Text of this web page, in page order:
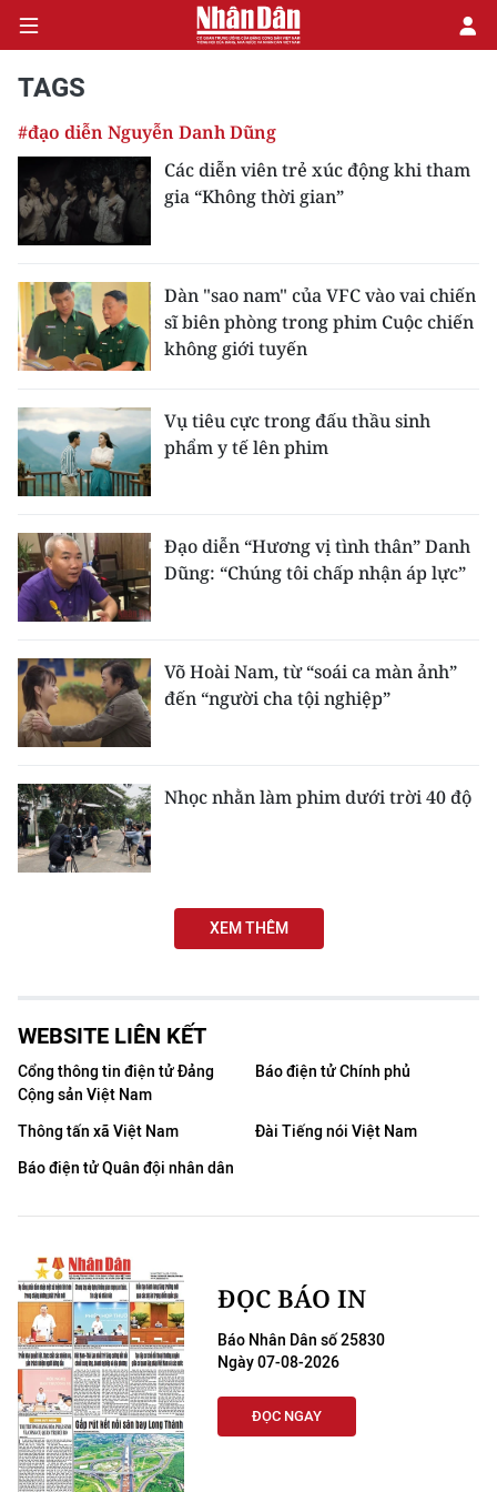
CHÍNH TRỊ
KINH TẾ
XÃ HỘI
PHÁP LUẬT
DU LỊCH
THẾ GIỚI
GIÁO DỤC
KHOA HỌC - CÔNG NGHỆ
MÔI TRƯỜNG
BẠN ĐỌC
KIỂM CHỨNG THÔNG TIN
54 DÂN TỘC VIỆT NAM
MỘT SẢN PHẨM
RADIO
MEDIA CENTER
Video
Media Chính trị
Media Kinh tế
Media Văn hóa
Media Xã hội
TAGS
#đạo diễn Nguyễn Danh Dũng
Các diễn viên trẻ xúc động khi tham
gia “Không thời gian”
Dàn "sao nam" của VFC vào vai chiến
sĩ biên phòng trong phim Cuộc chiến
không giới tuyến
Vụ tiêu cực trong đấu thầu sinh
phẩm y tế lên phim
Đạo diễn “Hương vị tình thân” Danh
Dũng: “Chúng tôi chấp nhận áp lực”
Võ Hoài Nam, từ “soái ca màn ảnh”
đến “người cha tội nghiệp”
Nhọc nhằn làm phim dưới trời 40 độ
XEM THÊM
WEBSITE LIÊN KẾT
Cổng thông tin điện tử Đảng
Cộng sản Việt Nam
Báo điện tử Chính phủ
Thông tấn xã Việt Nam
Đài Tiếng nói Việt Nam
Báo điện tử Quân đội nhân dân
ĐỌC BÁO IN
Báo Nhân Dân số 25830
Ngày 07-08-2026
ĐỌC NGAY